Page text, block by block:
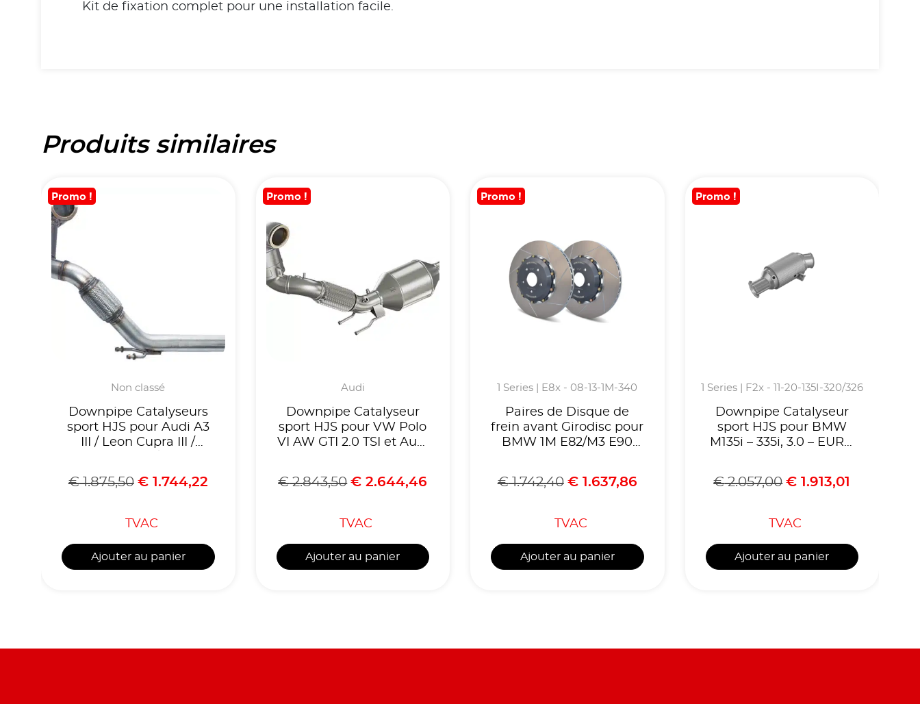
Kit de fixation complet pour une installation facile.
Produits similaires
Promo !
Non classé
Downpipe Catalyseurs
sport HJS pour Audi A3
III / Leon Cupra III /
CE,référence 90951110
€1.875,50 €1.744,22
TVAC
Ajouter au panier
Promo !
Audi
Downpipe Catalyseur
sport HJS pour VW Polo
VI AW GTI 2.0 TSI et Audi
référence 90821165
€2.843,50 € 2.644,46
TVAC
Ajouter au panier
Promo !
1 Series | E8x - 08-13-1M-340
Paires de Disque de
frein avant Girodisc pour
BMW 1M E82/M3 E90
€1.742,40 €1.637,86
TVAC
Ajouter au panier
Promo !
1 Series | F2x - 11-20-135I-320/326
Downpipe Catalyseur
sport HJS pour BMW
M135i – 335i, 3.0 – EURO
CE,référence 90812015
€2.057,00 € 1.913,01
TVAC
Ajouter au panier